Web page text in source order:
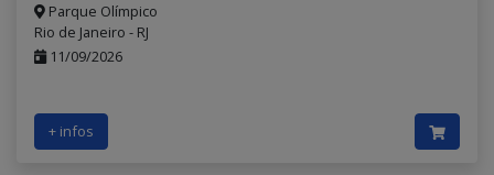
Parque Olímpico
Rio de Janeiro - RJ
11/09/2026
+ infos